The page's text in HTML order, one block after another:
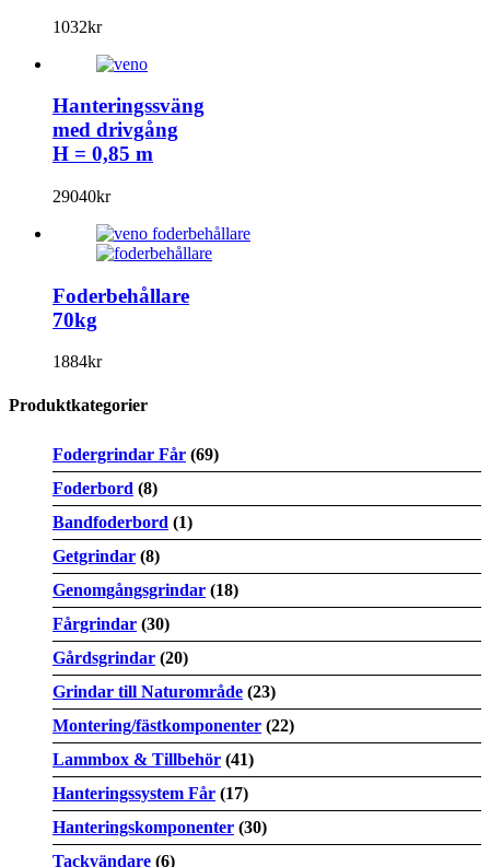
1032kr
Hanteringssväng
med drivgång
H = 0,85 m
29040kr
Foderbehållare
70kg
1884kr
Produktkategorier
Fodergrindar Får (69)
Foderbord (8)
Bandfoderbord (1)
Getgrindar (8)
Genomgångsgrindar (18)
Fårgrindar (30)
Gårdsgrindar (20)
Grindar till Naturområde (23)
Montering/fästkomponenter (22)
Lammbox & Tillbehör (41)
Hanteringssystem Får (17)
Hanteringskomponenter (30)
Tackvändare (6)